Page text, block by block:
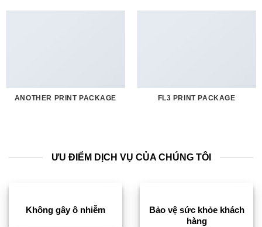
ANOTHER PRINT PACKAGE FL3 PRINT PACKAGE
ƯU ĐIỂM DỊCH VỤ CỦA CHÚNG TÔI
Không gây ô nhiễm
Bảo vệ sức khỏe khách
hàng